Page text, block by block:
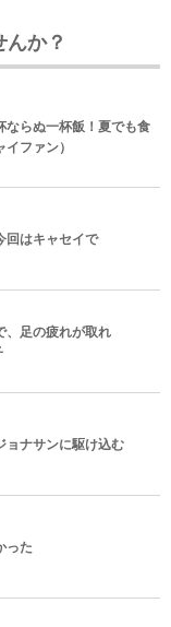
か？
ならぬ一杯飯！夏でも食
ファン）
回はキャセイで
、足の疲れが取れ
ョナサンに駆け込む
った